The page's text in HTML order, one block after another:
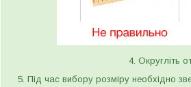
4. Округліть
5. Під час вибору розміру необхідно